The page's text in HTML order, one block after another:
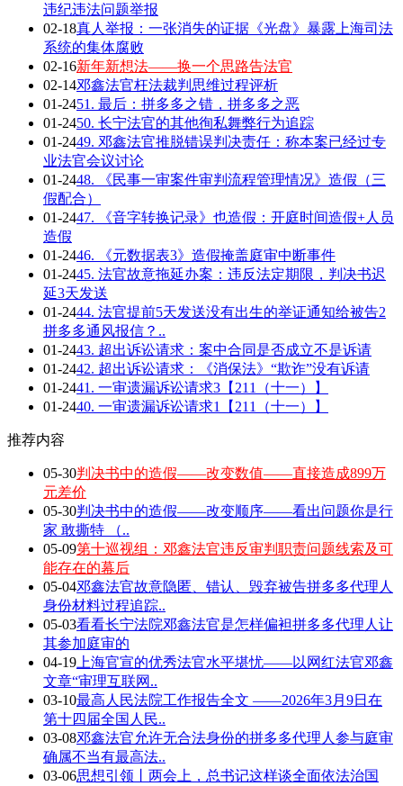
违纪违法问题举报
02-18真人举报：一张消失的证据《光盘》暴露上海司法
系统的集体腐败
02-16新年新想法——换一个思路告法官
02-14邓鑫法官枉法裁判思维过程评析
01-2451. 最后：拼多多之错，拼多多之恶
01-2450. 长宁法官的其他徇私舞弊行为追踪
01-2449. 邓鑫法官推脱错误判决责任：称本案已经过专
业法官会议讨论
01-2448. 《民事一审案件审判流程管理情况》造假（三
假配合）
01-2447. 《音字转换记录》也造假：开庭时间造假+人员
造假
01-2446. 《元数据表3》造假掩盖庭审中断事件
01-2445. 法官故意拖延办案：违反法定期限，判决书迟
延3天发送
01-2444. 法官提前5天发送没有出生的举证通知给被告2
拼多多通风报信？..
01-2443. 超出诉讼请求：案中合同是否成立不是诉请
01-2442. 超出诉讼请求：《消保法》“欺诈”没有诉请
01-2441. 一审遗漏诉讼请求3【211（十一）】
01-2440. 一审遗漏诉讼请求1【211（十一）】
推荐内容
05-30判决书中的造假——改变数值——直接造成899万
元差价
05-30判决书中的造假——改变顺序——看出问题你是行
家 敢撕特 （..
05-09第十巡视组：邓鑫法官违反审判职责问题线索及可
能存在的幕后
05-04邓鑫法官故意隐匿、错认、毁弃被告拼多多代理人
身份材料过程追踪..
05-03看看长宁法院邓鑫法官是怎样偏袒拼多多代理人让
其参加庭审的
04-19 上海官宣的优秀法官水平堪忧——以网红法官邓鑫
文章“审理互联网..
03-10最高人民法院工作报告全文 ——2026年3月9日在
第十四届全国人民..
03-08邓鑫法官允许无合法身份的拼多多代理人参与庭审
确属不当有最高法..
03-06思想引领丨两会上，总书记这样谈全面依法治国